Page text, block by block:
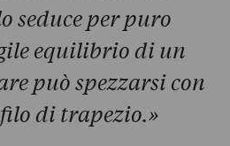
seduce per puro
equilibrio di un
può spezzarsi con
di trapezio.»